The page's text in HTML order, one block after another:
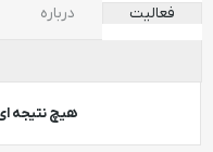
فعالیت درباره
هیچ نتیجه